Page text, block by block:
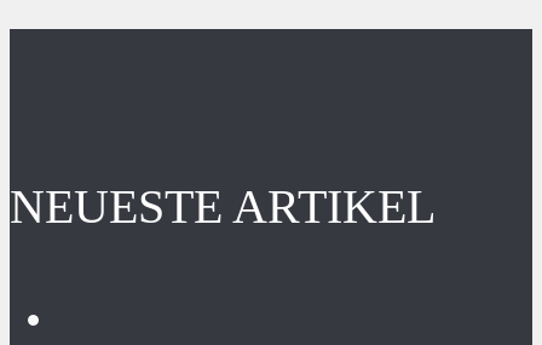
NEUESTE ARTIKEL